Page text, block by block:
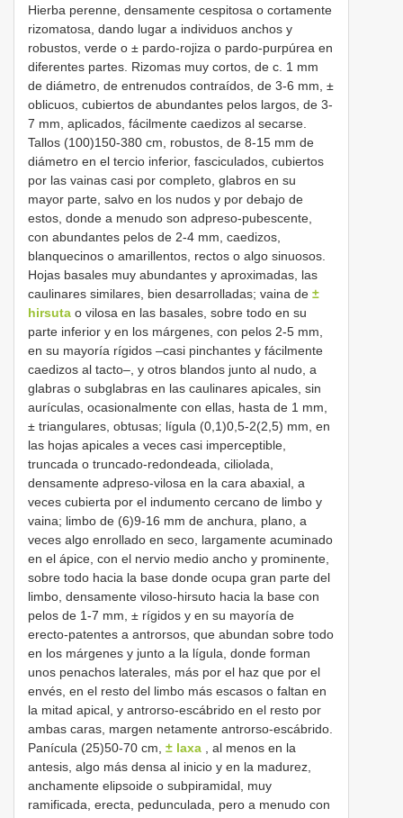
Hierba perenne, densamente cespitosa o cortamente
rizomatosa, dando lugar a individuos anchos y
robustos, verde o ± pardo-rojiza o pardo-purpúrea en
diferentes partes. Rizomas muy cortos, de c. 1 mm
de diámetro, de entrenudos contraídos, de 3-6 mm, ±
oblicuos, cubiertos de abundantes pelos largos, de 3-
7 mm, aplicados, fácilmente caedizos al secarse.
Tallos (100)150-380 cm, robustos, de 8-15 mm de
diámetro en el tercio inferior, fasciculados, cubiertos
por las vainas casi por completo, glabros en su
mayor parte, salvo en los nudos y por debajo de
estos, donde a menudo son adpreso-pubescente,
con abundantes pelos de 2-4 mm, caedizos,
blanquecinos o amarillentos, rectos o algo sinuosos.
Hojas basales muy abundantes y aproximadas, las
caulinares similares, bien desarrolladas; vaina de ±
hirsuta o vilosa en las basales, sobre todo en su
parte inferior y en los márgenes, con pelos 2-5 mm,
en su mayoría rígidos –casi pinchantes y fácilmente
caedizos al tacto–, y otros blandos junto al nudo, a
glabras o subglabras en las caulinares apicales, sin
aurículas, ocasionalmente con ellas, hasta de 1 mm,
± triangulares, obtusas; lígula (0,1)0,5-2(2,5) mm, en
las hojas apicales a veces casi imperceptible,
truncada o truncado-redondeada, ciliolada,
densamente adpreso-vilosa en la cara abaxial, a
veces cubierta por el indumento cercano de limbo y
vaina; limbo de (6)9-16 mm de anchura, plano, a
veces algo enrollado en seco, largamente acuminado
en el ápice, con el nervio medio ancho y prominente,
sobre todo hacia la base donde ocupa gran parte del
limbo, densamente viloso-hirsuto hacia la base con
pelos de 1-7 mm, ± rígidos y en su mayoría de
erecto-patentes a antrorsos, que abundan sobre todo
en los márgenes y junto a la lígula, donde forman
unos penachos laterales, más por el haz que por el
envés, en el resto del limbo más escasos o faltan en
la mitad apical, y antrorso-escábrido en el resto por
ambas caras, margen netamente antrorso-escábrido.
Panícula (25)50-70 cm, ± laxa , al menos en la
antesis, algo más densa al inicio y en la madurez,
anchamente elipsoide o subpiramidal, muy
ramificada, erecta, pedunculada, pero a menudo con